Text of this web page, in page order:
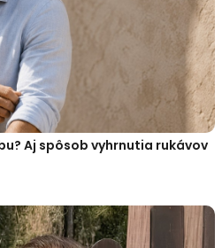
Aj spôsob vyhrnutia rukávov